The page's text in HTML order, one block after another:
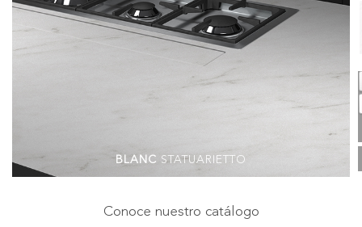
BLANC STATUARIETTO
Conoce nuestro catálogo